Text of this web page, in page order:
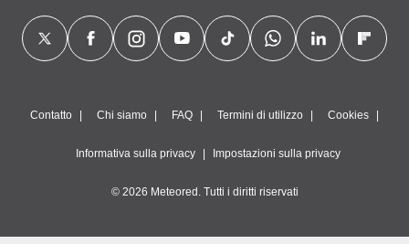
Contatto Chi siamo FAQ Termini di utilizzo Cookies
Informativa sulla privacy Impostazioni sulla privacy
© 2026 Meteored. Tutti i diritti riservati